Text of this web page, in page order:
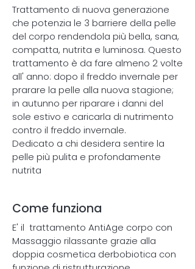
Trattamento di nuova generazione
che potenzia le 3 barriere della pelle
del corpo rendendola più bella, sana,
compatta, nutrita e luminosa. Questo
trattamento è da fare almeno 2 volte
all' anno: dopo il freddo invernale per
prarare la pelle alla nuova stagione;
in autunno per riparare i danni del
sole estivo e caricarla di nutrimento
contro il freddo invernale.
Dedicato a chi desidera sentire la
pelle più pulita e profondamente
nutrita
Come funziona
E' il trattamento AntiAge corpo con
Massaggio rilassante grazie alla
doppia cosmetica derbobiotica con